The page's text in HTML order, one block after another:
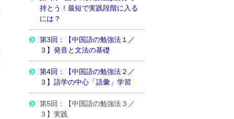
持とう！最短で実践段階に入る
には？
第3回：【中国語の勉強法１／
３】発音と文法の基礎
第4回：【中国語の勉強法２／
３】語学の中心「語彙」学習
第5回：【中国語の勉強法３／
３】実践